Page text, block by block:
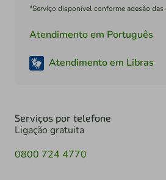
*Serviço disponível conforme adesão das
Atendimento em Português
Atendimento em Libras
Serviços por telefone
Ligação gratuita
0800 724 4770